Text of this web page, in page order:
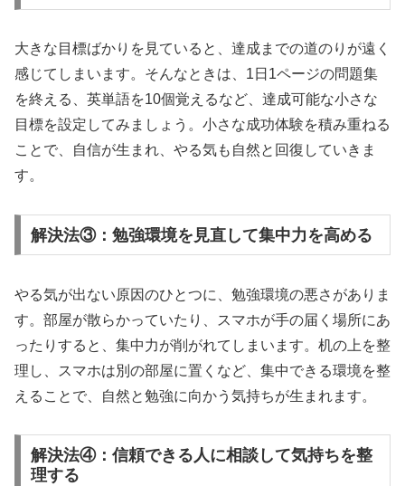
大きな目標ばかりを見ていると、達成までの道のりが遠く
感じてしまいます。そんなときは、1日1ページの問題集
を終える、英単語を10個覚えるなど、達成可能な小さな
目標を設定してみましょう。小さな成功体験を積み重ねる
ことで、自信が生まれ、やる気も自然と回復していきま
す。
解決法③：勉強環境を見直して集中力を高める
やる気が出ない原因のひとつに、勉強環境の悪さがありま
す。部屋が散らかっていたり、スマホが手の届く場所にあ
ったりすると、集中力が削がれてしまいます。机の上を整
理し、スマホは別の部屋に置くなど、集中できる環境を整
えることで、自然と勉強に向かう気持ちが生まれます。
解決法④：信頼できる人に相談して気持ちを整
理する